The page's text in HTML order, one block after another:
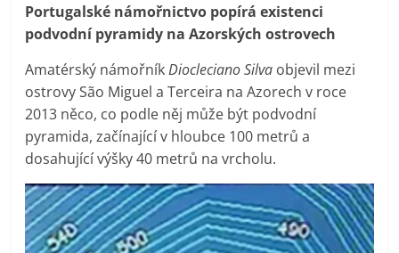
Portugalské námořnictvo popírá existenci
podvodní pyramidy na Azorských ostrovech
Amatérský námořníkDiocleciano Silva objevil mezi
ostrovy São Miguel a Terceira na Azorech v roce
2013 něco, co podle něj může být podvodní
pyramida, začínající v hloubce 100 metrů a
dosahující výšky 40 metrů na vrcholu.